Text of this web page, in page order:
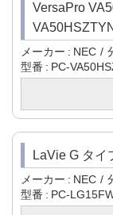
VersaPro
メーカー NEC
型番
PC-
LaVie G タイ
メーカー NEC
型番
PC-